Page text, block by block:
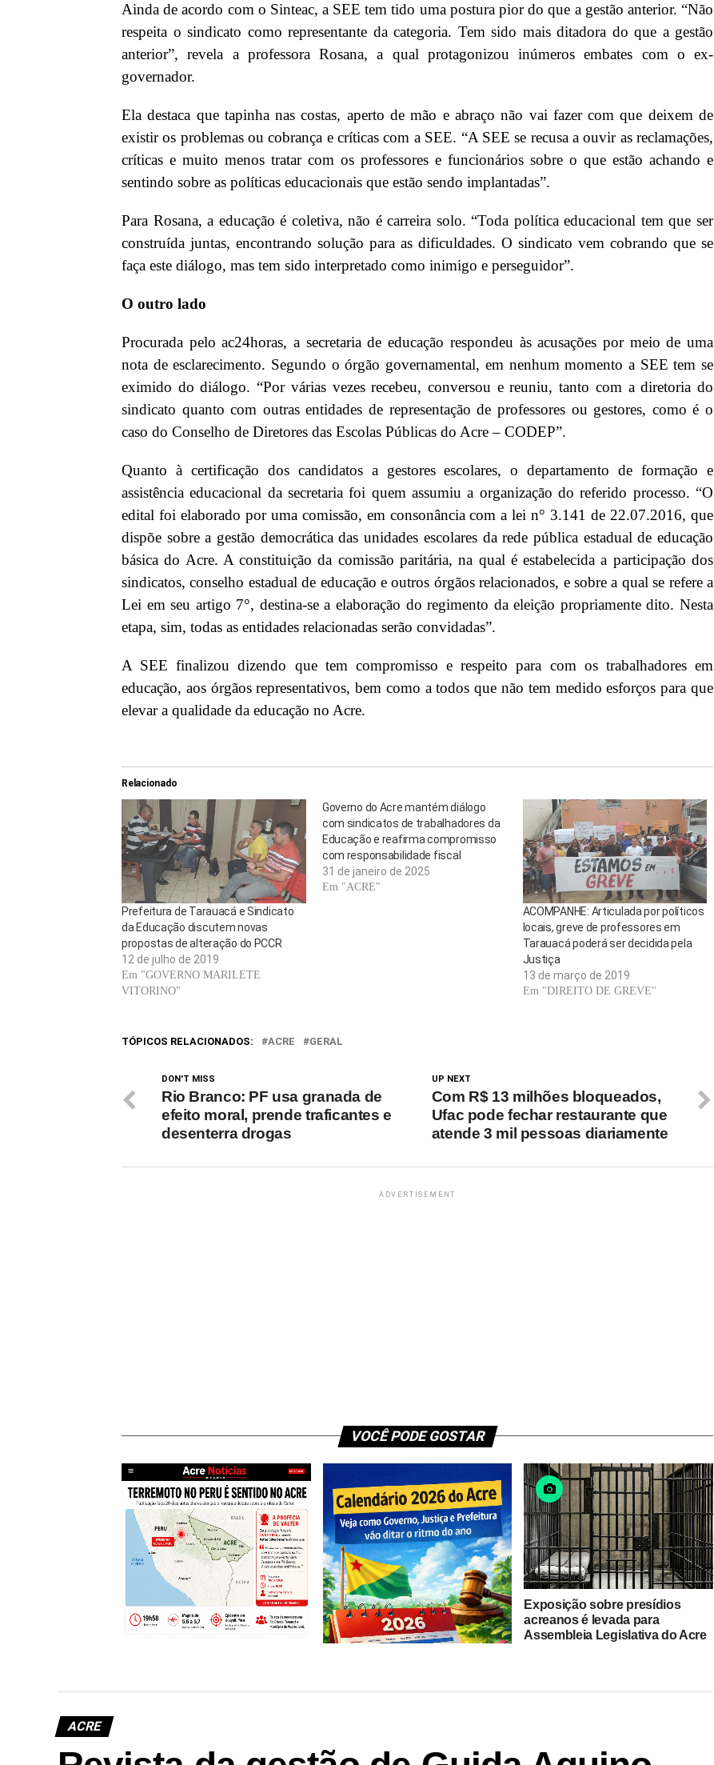
Ainda de acordo com o Sinteac, a SEE tem tido uma postura pior do que a gestão anterior. “Não
respeita o sindicato como representante da categoria. Tem sido mais ditadora do que a gestão
anterior”, revela a professora Rosana, a qual protagonizou inúmeros embates com o ex-
governador.
Ela destaca que tapinha nas costas, aperto de mão e abraço não vai fazer com que deixem de
existir os problemas ou cobrança e críticas com a SEE. “A SEE se recusa a ouvir as reclamações,
críticas e muito menos tratar com os professores e funcionários sobre o que estão achando e
sentindo sobre as políticas educacionais que estão sendo implantadas”.
Para Rosana, a educação é coletiva, não é carreira solo. “Toda política educacional tem que ser
construída juntas, encontrando solução para as dificuldades. O sindicato vem cobrando que se
faça este diálogo, mas tem sido interpretado como inimigo e perseguidor”.
O outro lado
Procurada pelo ac24horas, a secretaria de educação respondeu às acusações por meio de uma
nota de esclarecimento. Segundo o órgão governamental, em nenhum momento a SEE tem se
eximido do diálogo. “Por várias vezes recebeu, conversou e reuniu, tanto com a diretoria do
sindicato quanto com outras entidades de representação de professores ou gestores, como é o
caso do Conselho de Diretores das Escolas Públicas do Acre – CODEP”.
Quanto à certificação dos candidatos a gestores escolares, o departamento de formação e
assistência educacional da secretaria foi quem assumiu a organização do referido processo. “O
edital foi elaborado por uma comissão, em consonância com a lei n° 3.141 de 22.07.2016, que
dispõe sobre a gestão democrática das unidades escolares da rede pública estadual de educação
básica do Acre. A constituição da comissão paritária, na qual é estabelecida a participação dos
sindicatos, conselho estadual de educação e outros órgãos relacionados, e sobre a qual se refere a
Lei em seu artigo 7°, destina-se a elaboração do regimento da eleição propriamente dito. Nesta
etapa, sim, todas as entidades relacionadas serão convidadas”.
A SEE finalizou dizendo que tem compromisso e respeito para com os trabalhadores em
educação, aos órgãos representativos, bem como a todos que não tem medido esforços para que
elevar a qualidade da educação no Acre.
Relacionado
Prefeitura de Tarauacá e Sindicato
da Educação discutem novas
propostas de alteração do PCCR
12 de julho de 2019
Em "GOVERNO MARILETE
VITORINO"
Governo do Acre mantém diálogo
com sindicatos de trabalhadores da
Educação e reafirma compromisso
com responsabilidade fiscal
31 de janeiro de 2025
Em "ACRE"
ACOMPANHE: Articulada por políticos
locais, greve de professores em
Tarauacá poderá ser decidida pela
Justiça
13 de março de 2019
Em "DIREITO DE GREVE"
TÓPICOS RELACIONADOS: ACRE GERAL
UP NEXT
Com R$ 13 milhões bloqueados,
Ufac pode fechar restaurante que
atende 3 mil pessoas diariamente
DON'T MISS
Rio Branco: PF usa granada de
efeito moral, prende traficantes e
desenterra drogas
ADVERTISEMENT
VOCÊ PODE GOSTAR
Exposição sobre presídios
acreanos é levada para
Assembleia Legislativa do Acre
ACRE